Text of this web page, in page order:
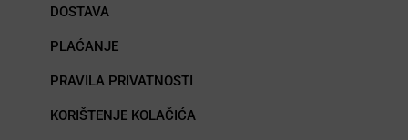
DOSTAVA
PLAĆANJE
PRAVILA PRIVATNOSTI
KORIŠTENJE KOLAČIĆA